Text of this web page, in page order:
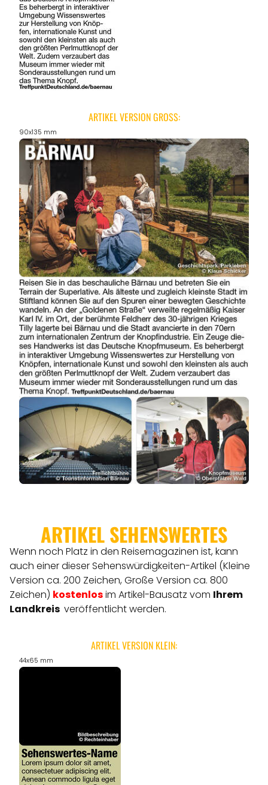
ARTIKEL VERSION GROSS:
90x135 mm
ARTIKEL SEHENSWERTES
Wenn noch Platz in den Reisemagazinen ist, kann
auch einer dieser Sehenswürdigkeiten-Artikel (Kleine
Version ca. 200 Zeichen, Große Version ca. 800
Zeichen) kostenlosim Artikel-Bausatz vom Ihrem
Landkreis veröffentlicht werden.
ARTIKEL VERSION KLEIN:
44x65 mm